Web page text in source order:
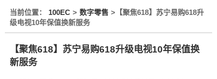
当前位置： 100EC > 数字零售 > 【聚焦618】苏宁易购618升
级电视10年保值换新服务
【聚焦618】苏宁易购618升级电视10年保值换
新服务